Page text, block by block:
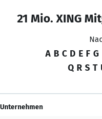
21 Mio. XING
A B C D E F G
Q R S T
Unternehmen